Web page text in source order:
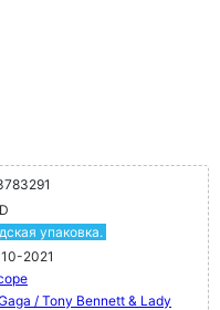
упаковка.
2021
/ Tony Bennett & Lady